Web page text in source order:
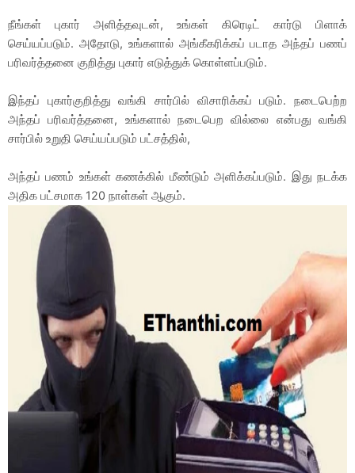
நீங்கள் புகார் அளித்தவுடன், உங்கள் கிரெடிட் கார்டு பிளாக்
செய்யப்படும். அதோடு, உங்களால் அங்கீகரிக்கப் படாத அந்தப் பணப்
பரிவர்த்தனை குறித்து புகார் எடுத்துக் கொள்ளப்படும்.
இந்தப் புகார்குறித்து வங்கி சார்பில் விசாரிக்கப் படும். நடைபெற்ற
அந்தப் பரிவர்த்தனை, உங்களால் நடைபெற வில்லை என்பது வங்கி
சார்பில் உறுதி செய்யப்படும் பட்சத்தில்,
அந்தப் பணம் உங்கள் கணக்கில் மீண்டும் அளிக்கப்படும். இது நடக்க
அதிக பட்சமாக 120 நாள்கள் ஆகும்.